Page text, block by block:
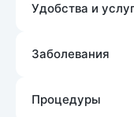
Удобства и
Заболевания
Процедуры